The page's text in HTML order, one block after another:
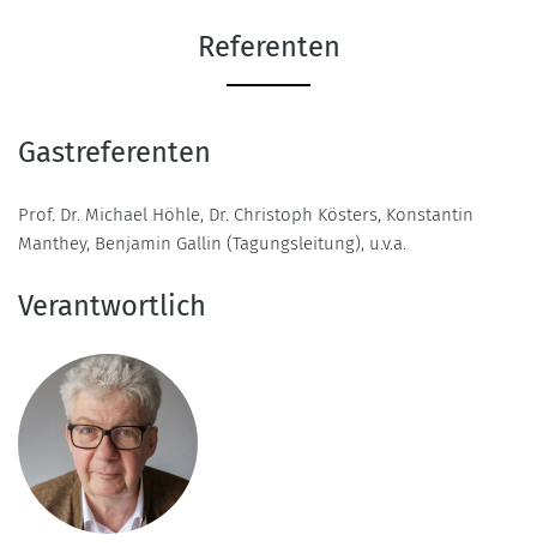
Referenten
Gastreferenten
Prof. Dr. Michael Höhle, Dr. Christoph Kösters, Konstantin
Manthey, Benjamin Gallin (Tagungsleitung), u.v.a.
Verantwortlich